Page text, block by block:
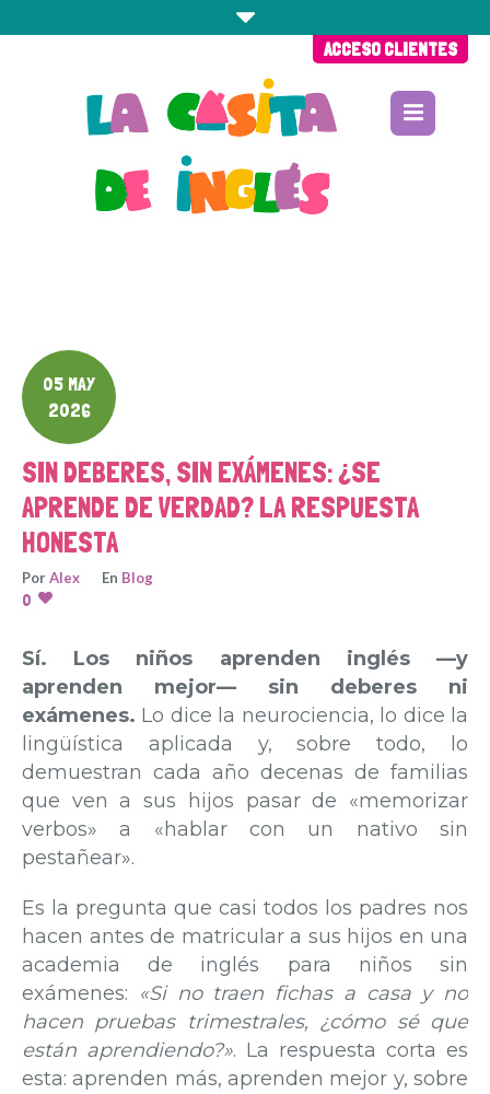
ACCESO CLIENTES
05 MAY
2026
SIN DEBERES, SIN EXÁMENES: ¿SE
APRENDE DE VERDAD? LA RESPUESTA
HONESTA
PorAlex En Blog
0
Sí. Los niños aprenden inglés —y
aprenden mejor— sin deberes ni
exámenes. Lo dice la neurociencia, lo dice la
lingüística aplicada y, sobre todo, lo
demuestran cada año decenas de familias
que ven a sus hijos pasar de «memorizar
verbos» a «hablar con un nativo sin
pestañear».
Es la pregunta que casi todos los padres nos
hacen antes de matricular a sus hijos en una
academia de inglés para niños sin
exámenes: «Si no traen fichas a casa y no
hacen pruebas trimestrales, ¿cómo sé que
están aprendiendo?». La respuesta corta es
esta: aprenden más, aprenden mejor y, sobre